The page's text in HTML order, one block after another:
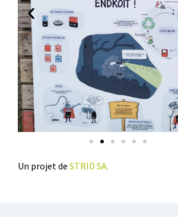
Un projet de STRID SA.